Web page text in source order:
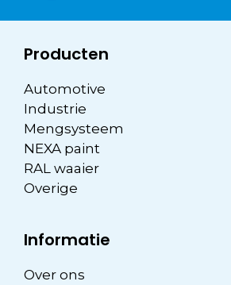
Producten
Automotive
Industrie
Mengsysteem
NEXA paint
RAL waaier
Overige
Informatie
Over ons